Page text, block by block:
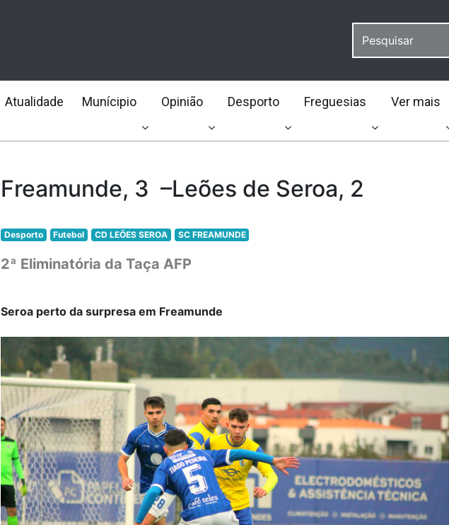
Atualidade Munícipio Opinião Desporto Freguesias Ver mais
Freamunde, 3 –Leões de Seroa, 2
Desporto Futebol CD LEÕES SEROA SC FREAMUNDE
2ª Eliminatória da Taça AFP
Seroa perto da surpresa em Freamunde